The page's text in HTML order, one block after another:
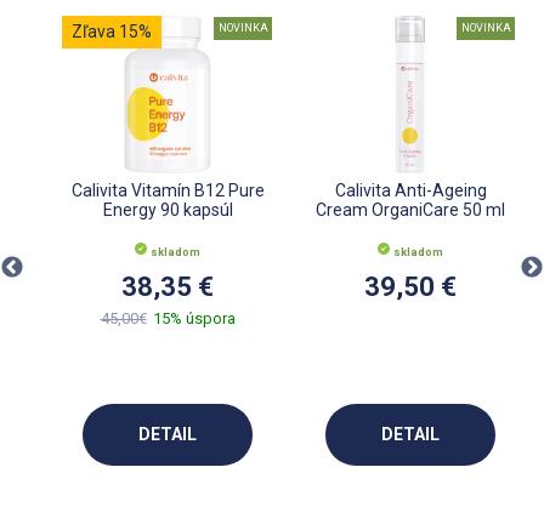
Zľava 15% NOVINKA
Calivita Vitamín B12 Pure
Energy 90 kapsúl
skladom
38,35 €
45,00€ 15% úspora
DETAIL
NOVINKA
Calivita Anti-Ageing
Cream OrganiCare 50 ml
skladom
39,50 €
DETAIL